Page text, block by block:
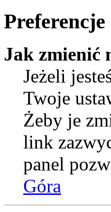
Jak zmienić
Jeżeli
Twoje
Żeby je
link
panel
Góra